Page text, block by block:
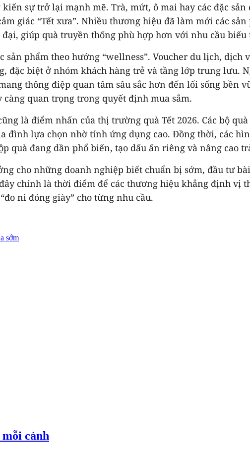
sự trở lại mạnh mẽ. Trà, mứt, ô mai hay các đặc
giác “Tết xưa”. Nhiều thương hiệu đã làm mới các
giúp quà truyền thống phù hợp hơn với nhu cầu biếu
phẩm theo hướng “wellness”. Voucher du lịch, dịch
đặc biệt ở nhóm khách hàng trẻ và tầng lớp trung lưu.
thông điệp quan tâm sâu sắc hơn đến lối sống bền
quan trọng trong quyết định mua sắm.
là điểm nhấn của thị trường quà Tết 2026. Các bộ
đình lựa chọn nhờ tính ứng dụng cao. Đồng thời, các
quà đang dần phổ biến, tạo dấu ấn riêng và nâng cao
cho những doanh nghiệp biết chuẩn bị sớm, đầu tư
chính là thời điểm để các thương hiệu khẳng định vị
ni đóng giày” cho từng nhu cầu.
sớm
cành